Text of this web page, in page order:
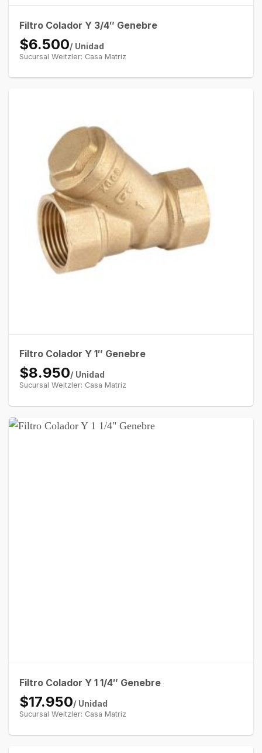
Filtro Colador Y 3/4″ Genebre
$6.500/ Unidad
Sucursal Weitzler: Casa Matriz
Filtro Colador Y 1″ Genebre
$8.950/ Unidad
Sucursal Weitzler: Casa Matriz
Filtro Colador Y 1 1/4″ Genebre
$17.950/ Unidad
Sucursal Weitzler: Casa Matriz